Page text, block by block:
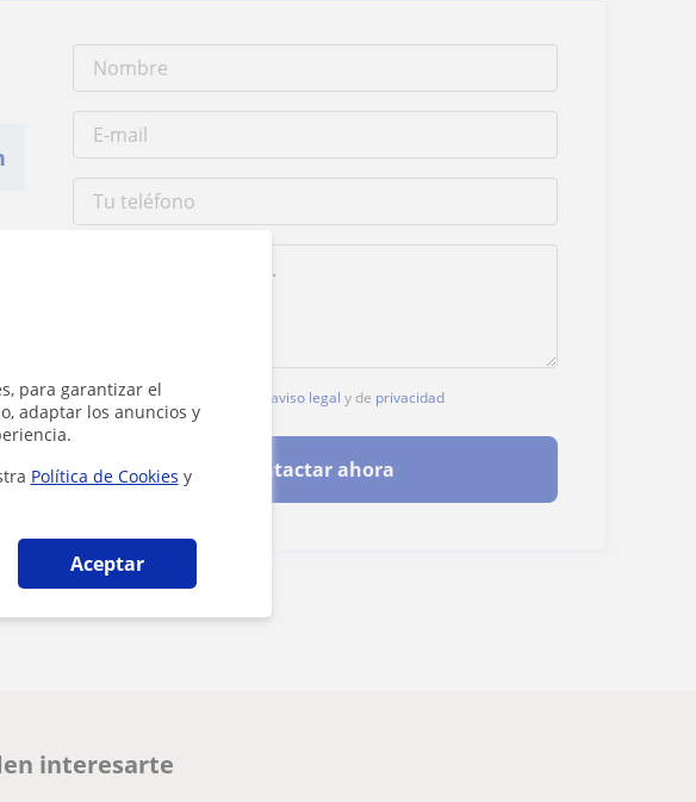
para garantizar el
adaptar los anuncios y
Política de Cookies y
Aceptar
Al hacer clic, aceptas nuestro aviso legal y de privacidad
Contactar ahora
interesarte